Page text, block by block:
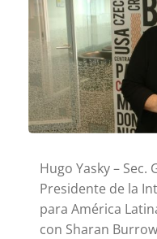
Hugo Yasky – Sec.
Presidente de la
para América
con Sharan